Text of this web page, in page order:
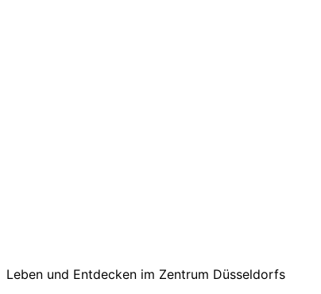
Leben und Entdecken im Zentrum Düsseldorfs